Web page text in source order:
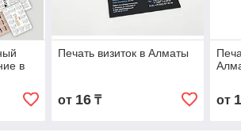
в
Печать визиток в Алматы
от 16₸ от